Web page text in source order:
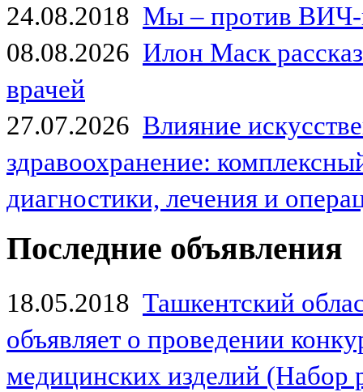
24.08.2018 Мы – против
08.08.2026 Илон Маск
врачей
27.07.2026 Влияние
здравоохранение:
диагностики, лечения и
Последние объявления
18.05.2018 Ташкентский
объявляет о проведении
медицинских изделий (Набор